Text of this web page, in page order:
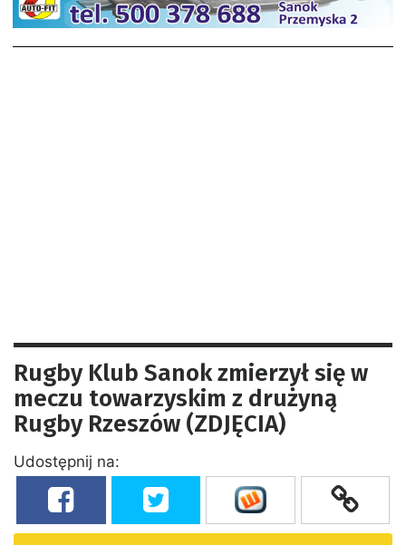
Rugby Klub Sanok zmierzył się w
meczu towarzyskim z drużyną
Rugby Rzeszów (ZDJĘCIA)
Udostępnij na: